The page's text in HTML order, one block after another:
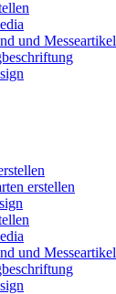
und Messeartikel
erstellen
und Messeartikel